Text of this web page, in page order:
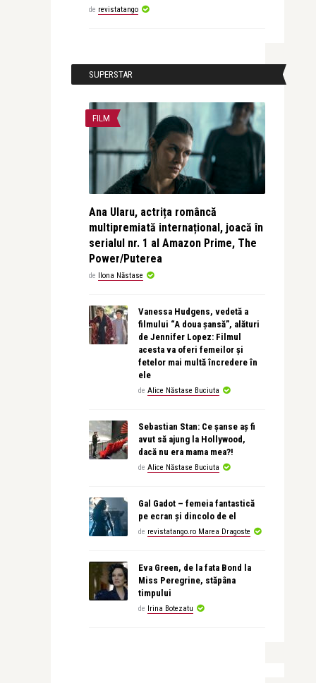
de revistatango
SUPERSTAR
FILM
Ana Ularu, actrița româncă
multipremiată internațional, joacă în
serialul nr. 1 al Amazon Prime, The
Power/Puterea
de Ilona Năstase
Vanessa Hudgens, vedetă a
filmului “A doua șansă”, alături
de Jennifer Lopez: Filmul
acesta va oferi femeilor și
fetelor mai multă încredere în
ele
de Alice Năstase Buciuta
Sebastian Stan: Ce șanse aș fi
avut să ajung la Hollywood,
dacă nu era mama mea?!
de Alice Năstase Buciuta
Gal Gadot – femeia fantastică
pe ecran și dincolo de el
de revistatango.ro Marea Dragoste
Eva Green, de la fata Bond la
Miss Peregrine, stăpâna
timpului
de Irina Botezatu